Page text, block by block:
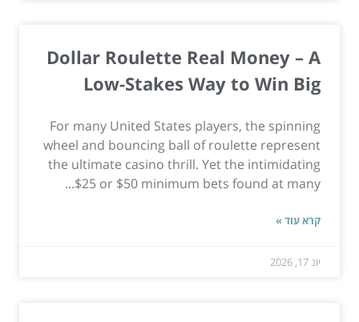
Dollar Roulette Real Money – A
Low-Stakes Way to Win Big
For many United States players, the spinning
wheel and bouncing ball of roulette represent
the ultimate casino thrill. Yet the intimidating
$25 or $50 minimum bets found at many...
קרא עוד »
יונ 17, 2026